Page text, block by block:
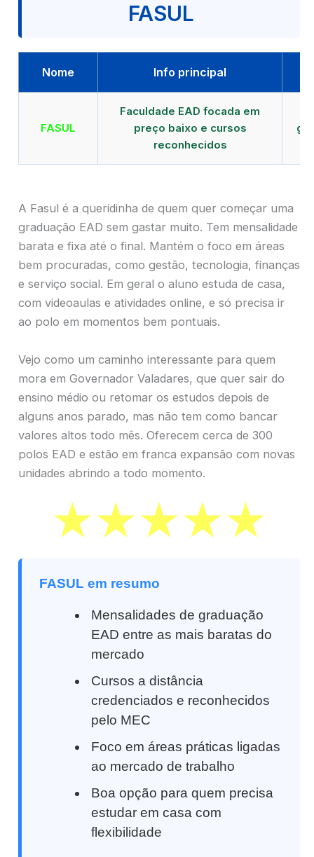
FASUL
Nome Info principal
FASUL
Faculdade EAD focada em
preço baixo e cursos
reconhecidos
A Fasul é a queridinha de quem quer começar uma
graduação EAD sem gastar muito. Tem mensalidade
barata e fixa até o final. Mantém o foco em áreas
bem procuradas, como gestão, tecnologia, finanças
e serviço social. Em geral o aluno estuda de casa,
com videoaulas e atividades online, e só precisa ir
ao polo em momentos bem pontuais.
Vejo como um caminho interessante para quem
mora em Governador Valadares, que quer sair do
ensino médio ou retomar os estudos depois de
alguns anos parado, mas não tem como bancar
valores altos todo mês. Oferecem cerca de 300
polos EAD e estão em franca expansão com novas
unidades abrindo a todo momento.
FASUL em resumo
Mensalidades de graduação
EAD entre as mais baratas do
mercado
Cursos a distância
credenciados e reconhecidos
pelo MEC
Foco em áreas práticas ligadas
ao mercado de trabalho
Boa opção para quem precisa
estudar em casa com
flexibilidade